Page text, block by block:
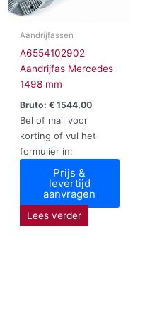
Aandrijfassen
A6554102902
Aandrijfas Mercedes
1498 mm
Bruto: €1544,00
Bel of mail voor
korting of vul het
formulier in:
Prijs &
levertijd
aanvragen
Lees verder